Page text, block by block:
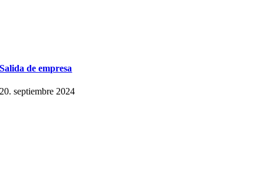
Salida de empresa
20. septiembre 2024